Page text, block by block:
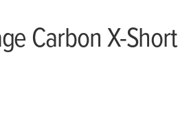
Carbon X-Short